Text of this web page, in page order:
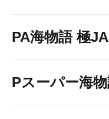
PA海物語 極
Pスーパー海